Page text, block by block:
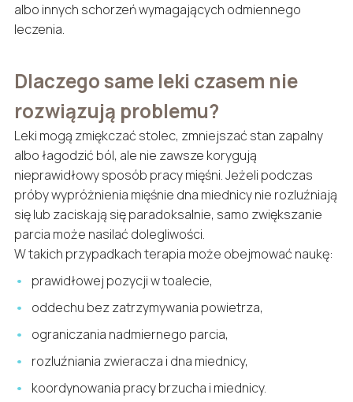
albo innych schorzeń wymagających odmiennego
leczenia.
Dlaczego same leki czasem nie
rozwiązują problemu?
Leki mogą zmiękczać stolec, zmniejszać stan zapalny
albo łagodzić ból, ale nie zawsze korygują
nieprawidłowy sposób pracy mięśni. Jeżeli podczas
próby wypróżnienia mięśnie dna miednicy nie rozluźniają
się lub zaciskają się paradoksalnie, samo zwiększanie
parcia może nasilać dolegliwości.
W takich przypadkach terapia może obejmować naukę:
prawidłowej pozycji w toalecie,
oddechu bez zatrzymywania powietrza,
ograniczania nadmiernego parcia,
rozluźniania zwieracza i dna miednicy,
koordynowania pracy brzucha i miednicy.